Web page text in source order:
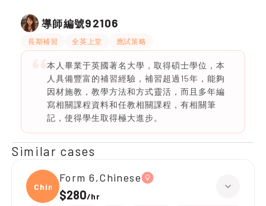
導師編號92106
長期補習 全英上堂 應試策略
本人畢業于英國著名大學，取得碩士學位，本
人具備豐富的補習經驗，補習超過15年，能夠
因材施教，教學方法和方式靈活，而且多年編
寫相關課程資料和任教相關課程，有相關筆
記，使得學生取得極大進步。
Similar cases
Chine
Form 6,Chinese
$280/hr